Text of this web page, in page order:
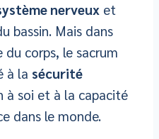
nerveux et
bassin. Mais dans
corps, le sacrum
à la sécurité
à soi et à la capacité
dans le monde.